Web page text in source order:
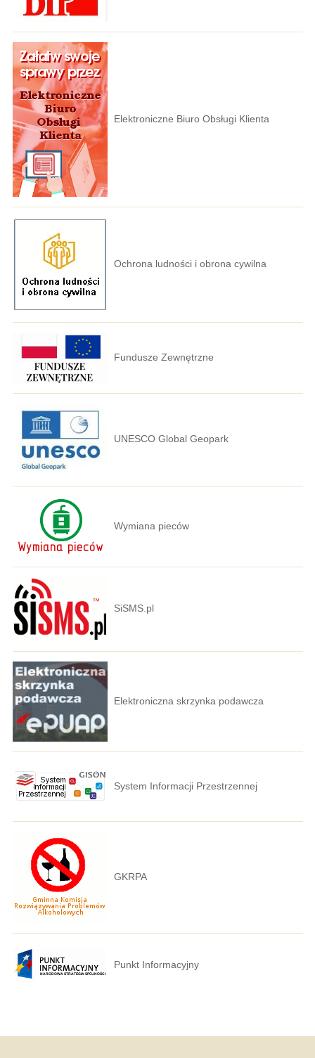
Elektroniczne Biuro Obsługi Klienta
Ochrona ludności i obrona cywilna
Fundusze Zewnętrzne
UNESCO Global Geopark
Wymiana pieców
SiSMS.pl
Elektroniczna skrzynka podawcza
System Informacji Przestrzennej
GKRPA
Punkt Informacyjny